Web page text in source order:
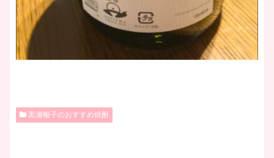
黒瀬暢子のおすすめ焼酎